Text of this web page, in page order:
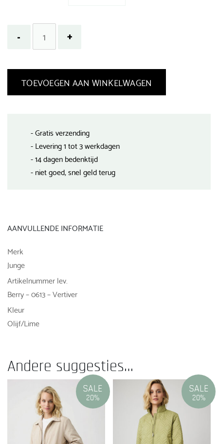
TOEVOEGEN AAN WINKELWAGEN
- Gratis verzending
- Levering 1 tot 3 werkdagen
- 14 dagen bedenktijd
- niet goed, snel geld terug
AANVULLENDE INFORMATIE
Merk
Junge
Artikelnummer lev.
Berry – 0613 – Vertiver
Kleur
Olijf/Lime
Andere suggesties…
SALE
20%
SALE
20%